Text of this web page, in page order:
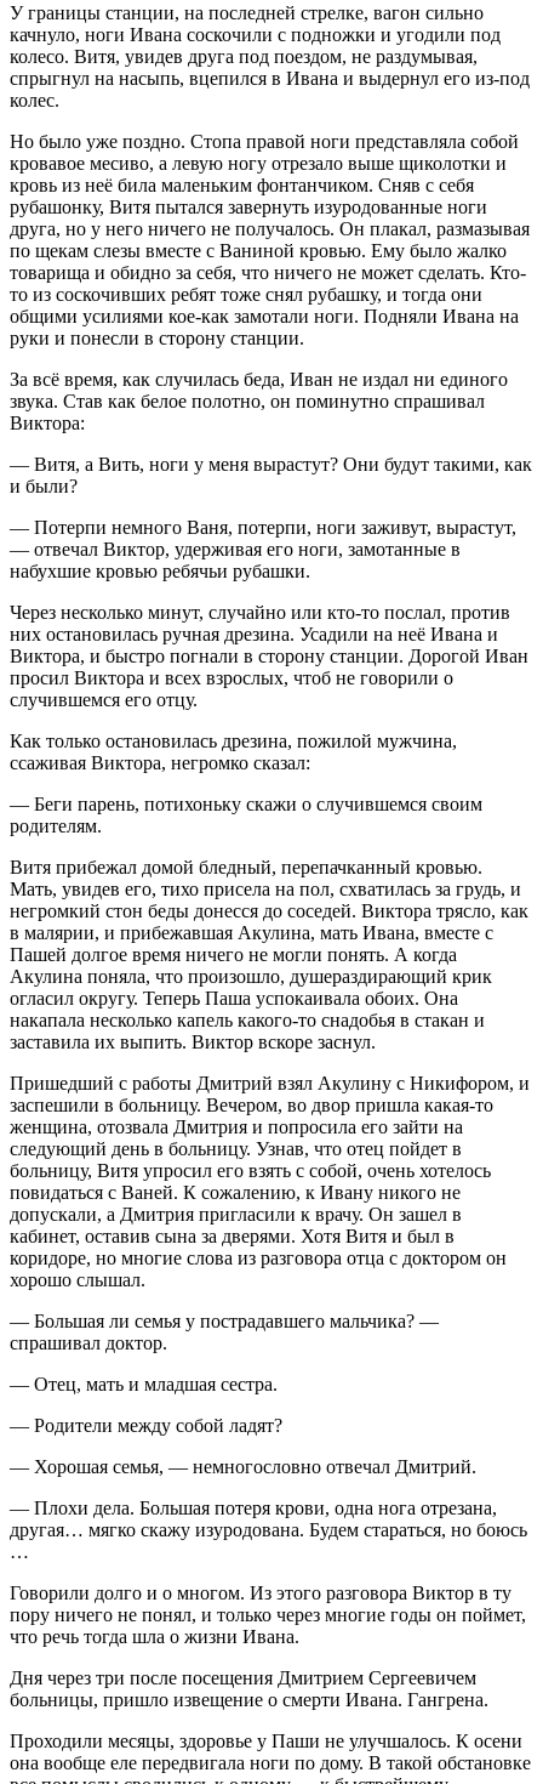
У границы станции, на последней стрелке, вагон сильно
качнуло, ноги Ивана соскочили с подножки и угодили под
колесо. Витя, увидев друга под поездом, не раздумывая,
спрыгнул на насыпь, вцепился в Ивана и выдернул его из-под
колес.
Но было уже поздно. Стопа правой ноги представляла собой
кровавое месиво, а левую ногу отрезало выше щиколотки и
кровь из неё била маленьким фонтанчиком. Сняв с себя
рубашонку, Витя пытался завернуть изуродованные ноги
друга, но у него ничего не получалось. Он плакал, размазывая
по щекам слезы вместе с Ваниной кровью. Ему было жалко
товарища и обидно за себя, что ничего не может сделать. Кто-
то из соскочивших ребят тоже снял рубашку, и тогда они
общими усилиями кое-как замотали ноги. Подняли Ивана на
руки и понесли в сторону станции.
За всё время, как случилась беда, Иван не издал ни единого
звука. Став как белое полотно, он поминутно спрашивал
Виктора:
— Витя, а Вить, ноги у меня вырастут? Они будут такими, как
и были?
— Потерпи немного Ваня, потерпи, ноги заживут, вырастут,
— отвечал Виктор, удерживая его ноги, замотанные в
набухшие кровью ребячьи рубашки.
Через несколько минут, случайно или кто-то послал, против
них остановилась ручная дрезина. Усадили на неё Ивана и
Виктора, и быстро погнали в сторону станции. Дорогой Иван
просил Виктора и всех взрослых, чтоб не говорили о
случившемся его отцу.
Как только остановилась дрезина, пожилой мужчина,
ссаживая Виктора, негромко сказал:
— Беги парень, потихоньку скажи о случившемся своим
родителям.
Витя прибежал домой бледный, перепачканный кровью.
Мать, увидев его, тихо присела на пол, схватилась за грудь, и
негромкий стон беды донесся до соседей. Виктора трясло, как
в малярии, и прибежавшая Акулина, мать Ивана, вместе с
Пашей долгое время ничего не могли понять. А когда
Акулина поняла, что произошло, душераздирающий крик
огласил округу. Теперь Паша успокаивала обоих. Она
накапала несколько капель какого-то снадобья в стакан и
заставила их выпить. Виктор вскоре заснул.
Пришедший с работы Дмитрий взял Акулину с Никифором, и
заспешили в больницу. Вечером, во двор пришла какая-то
женщина, отозвала Дмитрия и попросила его зайти на
следующий день в больницу. Узнав, что отец пойдет в
больницу, Витя упросил его взять с собой, очень хотелось
повидаться с Ваней. К сожалению, к Ивану никого не
допускали, а Дмитрия пригласили к врачу. Он зашел в
кабинет, оставив сына за дверями. Хотя Витя и был в
коридоре, но многие слова из разговора отца с доктором он
хорошо слышал.
— Большая ли семья у пострадавшего мальчика? —
спрашивал доктор.
— Отец, мать и младшая сестра.
— Родители между собой ладят?
— Хорошая семья, — немногословно отвечал Дмитрий.
— Плохи дела. Большая потеря крови, одна нога отрезана,
другая… мягко скажу изуродована. Будем стараться, но боюсь
…
Говорили долго и о многом. Из этого разговора Виктор в ту
пору ничего не понял, и только через многие годы он поймет,
что речь тогда шла о жизни Ивана.
Дня через три после посещения Дмитрием Сергеевичем
больницы, пришло извещение о смерти Ивана. Гангрена.
Проходили месяцы, здоровье у Паши не улучшалось. К осени
она вообще еле передвигала ноги по дому. В такой обстановке